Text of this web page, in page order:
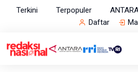
Terkini Terpopuler
Daftar